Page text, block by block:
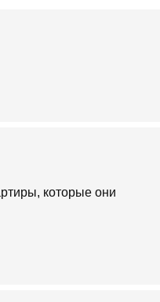
которые они